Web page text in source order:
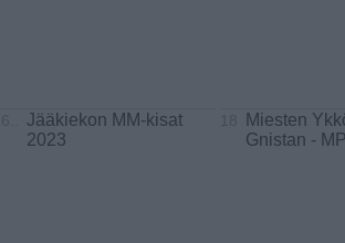
Jääkiekon MM-kisat
2023
Miesten
Gnistan - MP